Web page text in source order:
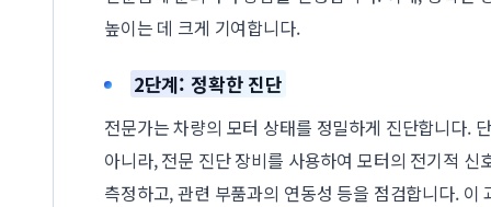
높이는 데 크게 기여합니다.
2단계: 정확한 진단
전문가는 차량의 모터 상태를 정밀하게 진단합니다.
아니라, 전문 진단 장비를 사용하여 모터의 전기적 신
측정하고, 관련 부품과의 연동성 등을 점검합니다. 이